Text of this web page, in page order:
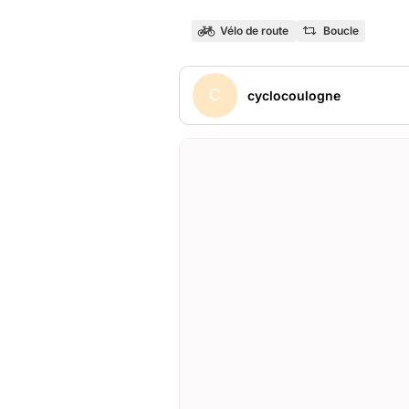
Vélo de route Boucle
C cyclocoulogne